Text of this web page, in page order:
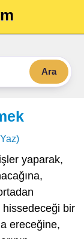
Ara
işler yaparak,
hissedeceği bir
ereceğine,